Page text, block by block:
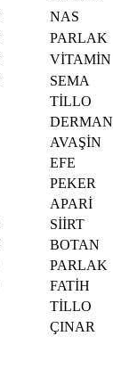
NAS
PARLAK
VİTAMİN
SEMA
TİLLO
DERMAN
AVAŞİN
EFE
PEKER
APARİ
SİİRT
BOTAN
PARLAK
FATİH
TİLLO
ÇINAR